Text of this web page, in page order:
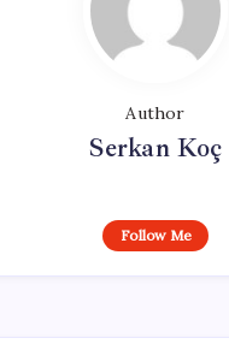
Author
Serkan Koç
Follow Me